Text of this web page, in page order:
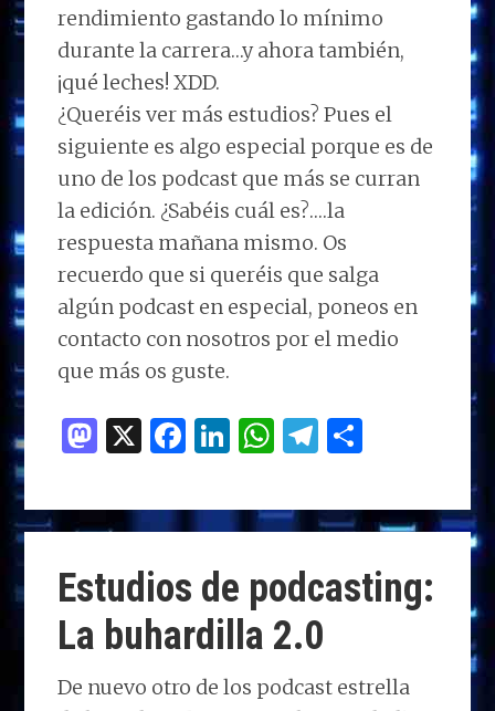
rendimiento gastando lo mínimo
durante la carrera…y ahora también,
¡qué leches! XDD.
¿Queréis ver más estudios? Pues el
siguiente es algo especial porque es de
uno de los podcast que más se curran
la edición. ¿Sabéis cuál es?….la
respuesta mañana mismo. Os
recuerdo que si queréis que salga
algún podcast en especial, poneos en
contacto con nosotros por el medio
que más os guste.
M
to
d
o
n
X F
ce
b
o
o
k
Li
k
e
dI
n
W
at
s
A
p
p
T
e
g
ra
m
m
p
ar
ti
Estudios de podcasting:
La buhardilla 2.0
De nuevo otro de los podcast estrella